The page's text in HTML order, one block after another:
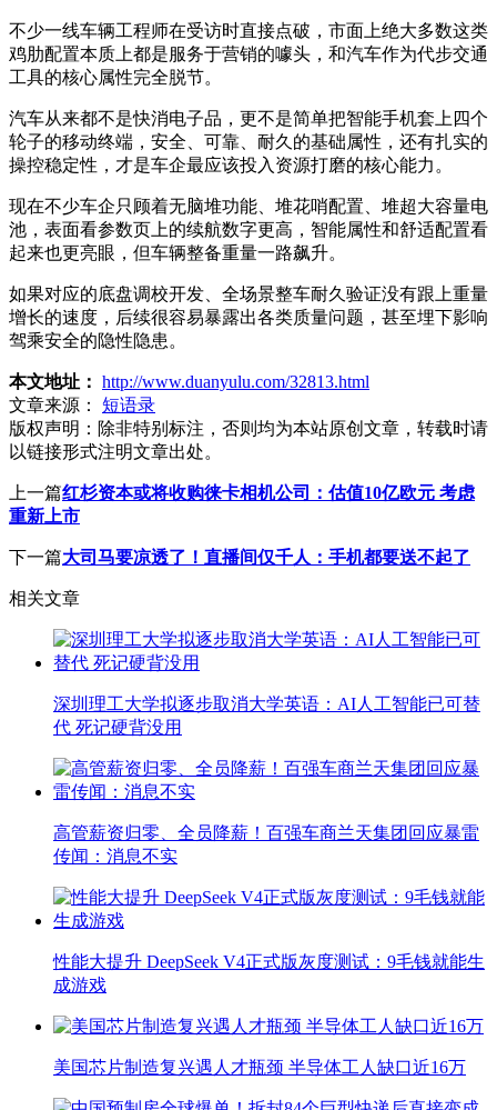
不少一线车辆工程师在受访时直接点破，市面上绝大多数这类
鸡肋配置本质上都是服务于营销的噱头，和汽车作为代步交通
工具的核心属性完全脱节。
汽车从来都不是快消电子品，更不是简单把智能手机套上四个
轮子的移动终端，安全、可靠、耐久的基础属性，还有扎实的
操控稳定性，才是车企最应该投入资源打磨的核心能力。
现在不少车企只顾着无脑堆功能、堆花哨配置、堆超大容量电
池，表面看参数页上的续航数字更高，智能属性和舒适配置看
起来也更亮眼，但车辆整备重量一路飙升。
如果对应的底盘调校开发、全场景整车耐久验证没有跟上重量
增长的速度，后续很容易暴露出各类质量问题，甚至埋下影响
驾乘安全的隐性隐患。
本文地址： http://www.duanyulu.com/32813.html
文章来源：
短语录
版权声明： 除非特别标注，否则均为本站原创文章，转载时请
以链接形式注明文章出处。
上一篇红杉资本或将收购徕卡相机公司：估值10亿欧元 考虑
重新上市
下一篇大司马要凉透了！直播间仅千人：手机都要送不起了
相关文章
深圳理工大学拟逐步取消大学英语：AI人工智能已可替
代 死记硬背没用
高管薪资归零、全员降薪！百强车商兰天集团回应暴雷
传闻：消息不实
性能大提升 DeepSeek V4正式版灰度测试：9毛钱就能生
成游戏
美国芯片制造复兴遇人才瓶颈 半导体工人缺口近16万